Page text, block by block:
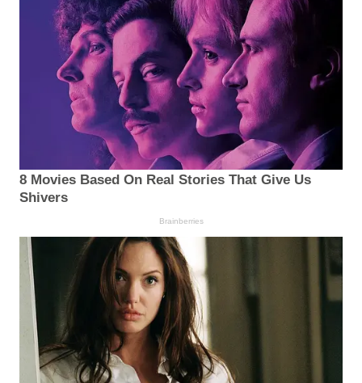
8 Movies Based On Real Stories That Give Us
Shivers
Brainberries